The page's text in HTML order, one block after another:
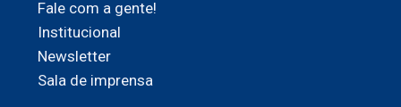
Fale com a gente!
Institucional
Newsletter
Sala de imprensa